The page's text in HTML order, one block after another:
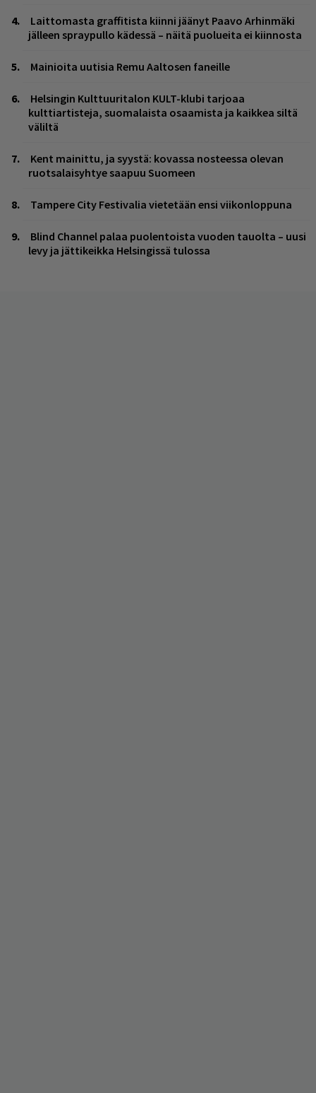
Laittomasta graffitista kiinni jäänyt Paavo Arhinmäki
jälleen spraypullo kädessä – näitä puolueita ei kiinnosta
Mainioita uutisia Remu Aaltosen faneille
Helsingin Kulttuuritalon KULT-klubi tarjoaa
kulttiartisteja, suomalaista osaamista ja kaikkea siltä
väliltä
Kent mainittu, ja syystä: kovassa nosteessa olevan
ruotsalaisyhtye saapuu Suomeen
Tampere City Festivalia vietetään ensi viikonloppuna
Blind Channel palaa puolentoista vuoden tauolta – uusi
levy ja jättikeikka Helsingissä tulossa